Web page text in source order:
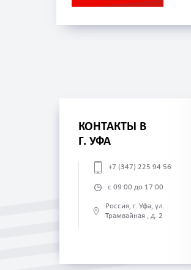
КОНТАКТЫ В
Г. УФА
+7 (347) 225 94 56
с 09:00 до 17:00
Россия, г. Уфа, ул.
Трамвайная , д. 2